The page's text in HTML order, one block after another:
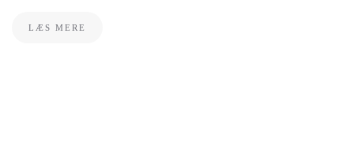
LÆS MERE